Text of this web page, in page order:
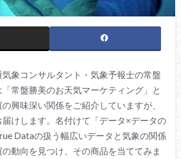
象コンサルタント・気象予報士の常盤
常盤勝美のお天気マーケティング」と
興味深い関係をご紹介していますが、
けします。名付けて「データ×データの
Dataの扱う幅広いデータと気象の関係
動向を見つけ、その商品を当ててみま